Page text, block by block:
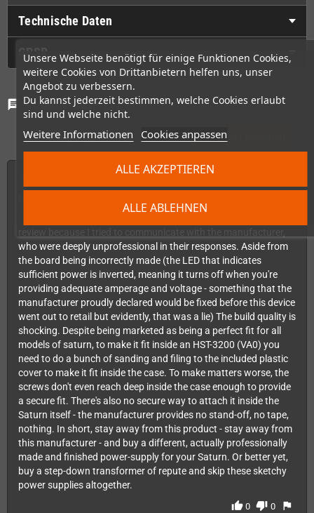
Unsere Webseite benötigt für einige Funktionen Cookies,
weitere Cookies von Drittanbietern helfen uns, unser
Angebot zu verbessern.
Du kannst jederzeit bestimmen, welche Cookies erlaubt
sind und welche nicht.
Weitere Informationen Cookies anpassen
ALLE ABLEHNEN
ALLE AKZEPTIEREN
Technische Daten
GPSR
chat Kommentare (1)
Bewertung edit Produkt bewerten
who were deeply unprofessional in their responses. Aside from
the board being incorrectly made (the LED that indicates
sufficient power is inverted, meaning it turns off when you're
providing adequate amperage and voltage - something that the
manufacturer proudly declared would be fixed before this device
went out to retail but evidently, that was a lie) The build quality is
shocking. Despite being marketed as being a perfect fit for all
models of saturn, to make it fit inside an HST-3200 (VA0) you
need to do a bunch of sanding and filing to the included plastic
cover to make it fit inside the case. To make matters worse, the
screws don't even reach deep inside the case enough to provide
a secure fit. There's also no secure way to attach it inside the
Saturn itself - the manufacturer provides no stand-off, no tape,
nothing. In short, stay away from this product - stay away from
this manufacturer - and buy a different, actually professionally
made and finished power-supply for your Saturn. Or better yet,
buy a step-down transformer of repute and skip these sketchy
power supplies altogether.
thumb_up 0 thumb_down 0 flag